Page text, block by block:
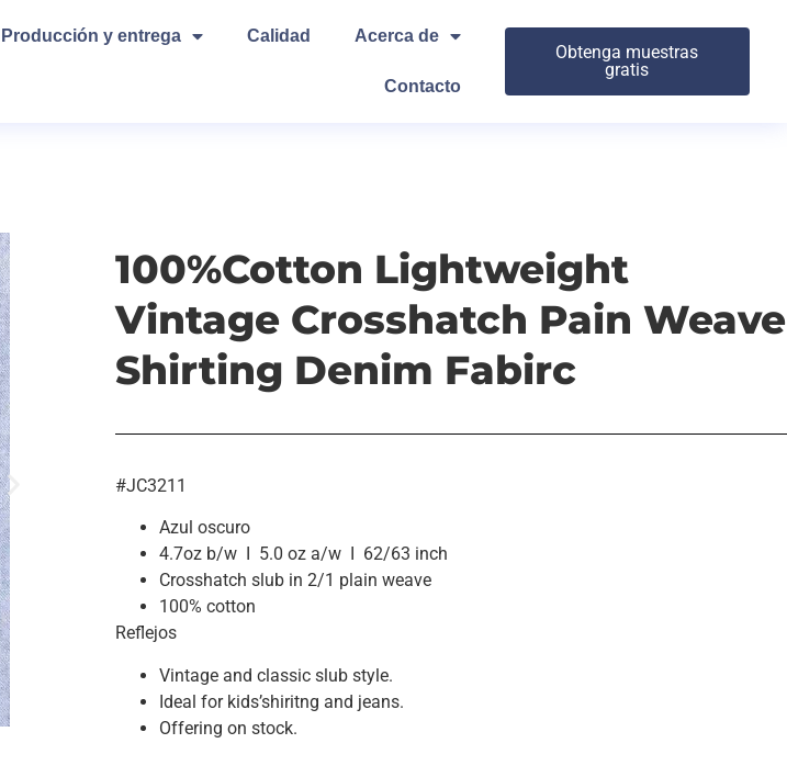
Producción y entrega Calidad Acerca de
Contacto
Obtenga muestras
gratis
100%Cotton Lightweight
Vintage Crosshatch Pain Weave
Shirting Denim Fabirc
#JC3211
Azul oscuro
4.7oz b/w I 5.0 oz a/w I 62/63 inch
Crosshatch slub in 2/1 plain weave
100% cotton
Reflejos
Vintage and classic slub style.
Ideal for kids’shiritng and jeans.
Offering on stock.